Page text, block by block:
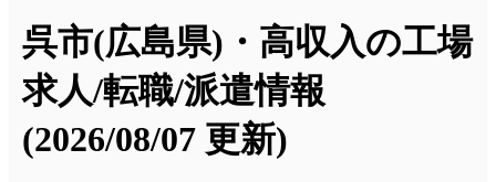
呉市(広島県)・高収入の工場
求人/転職/派遣情報
(2026/08/07 更新)